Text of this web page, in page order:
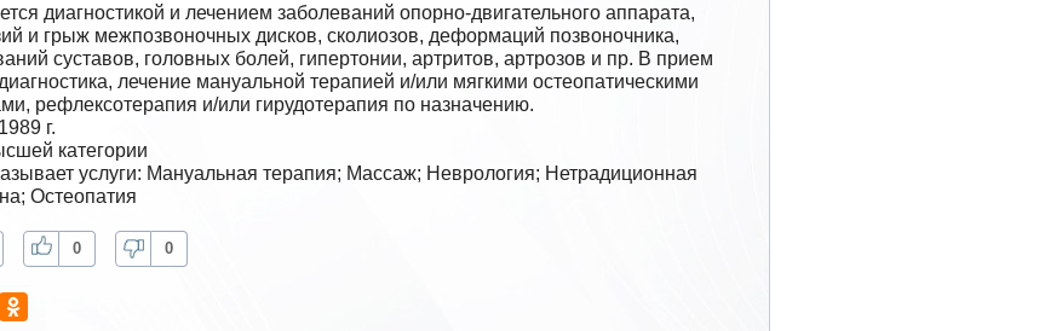
диагностикой и лечением заболеваний опорно-двигательного аппарата,
и грыж межпозвоночных дисков, сколиозов, деформаций позвоночника,
суставов, головных болей, гипертонии, артритов, артрозов и пр. В прием
лечение мануальной терапией и/или мягкими остеопатическими
рефлексотерапия и/или гирудотерапия по назначению.
г.
категории
услуги: Мануальная терапия; Массаж; Неврология; Нетрадиционная
Остеопатия
0 0